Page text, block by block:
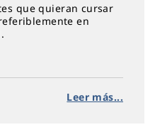
que quieran cursar
en
Leer más...